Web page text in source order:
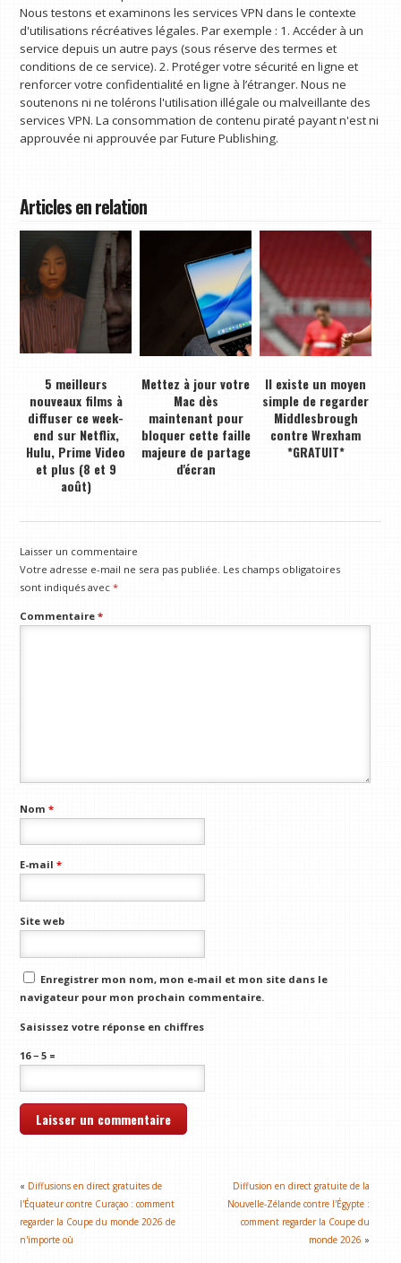
Nous testons et examinons les services VPN dans le contexte
d'utilisations récréatives légales. Par exemple : 1. Accéder à un
service depuis un autre pays (sous réserve des termes et
conditions de ce service). 2. Protéger votre sécurité en ligne et
renforcer votre confidentialité en ligne à l’étranger. Nous ne
soutenons ni ne tolérons l'utilisation illégale ou malveillante des
services VPN. La consommation de contenu piraté payant n'est ni
approuvée ni approuvée par Future Publishing.
Articles en relation
5 meilleurs
nouveaux films à
diffuser ce week-
end sur Netflix,
Hulu, Prime Video
et plus (8 et 9
août)
Mettez à jour votre
Mac dès
maintenant pour
bloquer cette faille
majeure de partage
d'écran
Il existe un moyen
simple de regarder
Middlesbrough
contre Wrexham
*GRATUIT*
Laisser un commentaire
Votre adresse e-mail ne sera pas publiée. Les champs obligatoires
sont indiqués avec*
Commentaire*
Nom*
E-mail*
Site web
Enregistrer mon nom, mon e-mail et mon site dans le
navigateur pour mon prochain commentaire.
Saisissez votre réponse en chiffres
16 − 5 =
« Diffusions en direct gratuites de
l'Équateur contre Curaçao : comment
regarder la Coupe du monde 2026 de
n'importe où
Diffusion en direct gratuite de la
Nouvelle-Zélande contre l'Égypte :
comment regarder la Coupe du
monde 2026 »